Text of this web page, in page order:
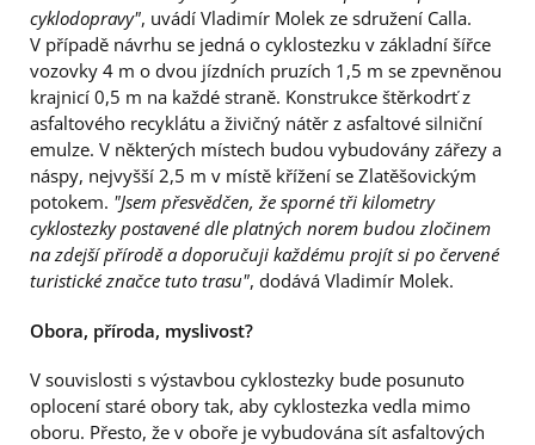
cyklodopravy", uvádí Vladimír Molek ze sdružení Calla.
V případě návrhu se jedná o cyklostezku v základní šířce
vozovky 4 m o dvou jízdních pruzích 1,5 m se zpevněnou
krajnicí 0,5 m na každé straně. Konstrukce štěrkodrť z
asfaltového recyklátu a živičný nátěr z asfaltové silniční
emulze. V některých místech budou vybudovány zářezy a
náspy, nejvyšší 2,5 m v místě křížení se Zlatěšovickým
potokem. "Jsem přesvědčen, že sporné tři kilometry
cyklostezky postavené dle platných norem budou zločinem
na zdejší přírodě a doporučuji každému projít si po červené
turistické značce tuto trasu", dodává Vladimír Molek.
Obora, příroda, myslivost?
V souvislosti s výstavbou cyklostezky bude posunuto
oplocení staré obory tak, aby cyklostezka vedla mimo
oboru. Přesto, že v oboře je vybudována sít asfaltových